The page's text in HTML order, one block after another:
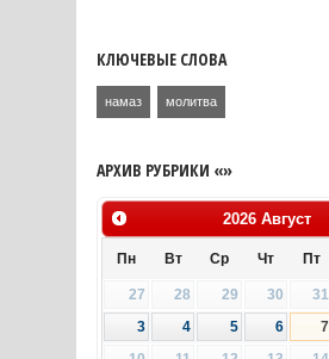
КЛЮЧЕВЫЕ СЛОВА
намаз молитва
АРХИВ РУБРИКИ «»
2026 Август
Пн Вт Ср Чт Пт
27 28 29 30 31
3
4 5 6 7